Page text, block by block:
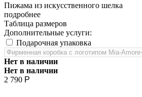
Пижама из искусственного шелка
подробнее
Таблица размеров
Дополнительные услуги:
Подарочная упаковка
Нет в наличии
Нет в наличии
2 790 Р